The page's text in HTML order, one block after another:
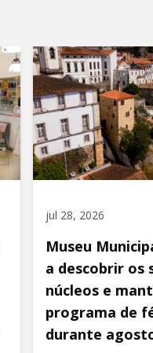
jul 28, 2026
Museu
a descobrir os
núcleos e
programa de
durante